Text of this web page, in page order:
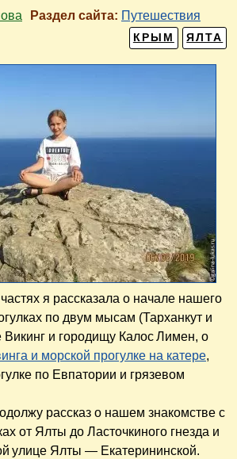
Раздел сайта: Путешествия
ЯЛТА
КРЫМ
я рассказала о начале нашего
по двум мысам (Тарханкут и
Викинг и городищу Калос Лимен, о
и морской прогулке на катере,
по Евпатории и грязевом
рассказ о нашем знакомстве с
от Ялты до Ласточкиного гнезда и
улице Ялты — Екатерининской.